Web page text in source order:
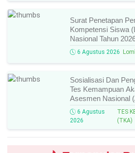
Surat Penetapan
Kompetensi Siswa
Nasional Tahun
Daftar Lengkap
Medali!
6 Agustus 2026
Sosialisasi Dan
Tes Kemampuan
Asesmen Nasional
Tahun 2026, Ini
Mengikutinya!
6 Agustus
2026
TES
(TKA)